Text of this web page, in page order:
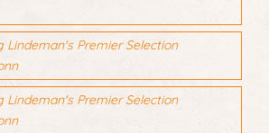
Lindeman's Premier Selection
Lindeman's Premier Selection